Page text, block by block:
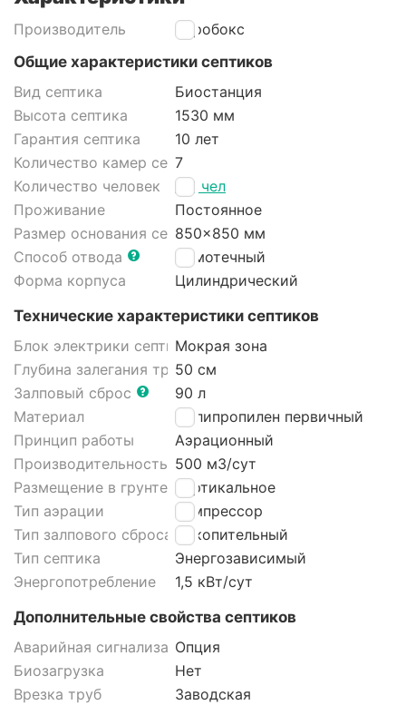
Производитель
Аэробокс
Общие характеристики септиков
Вид септика
Биостанция
Высота септика
1530 мм
Гарантия септика
10 лет
Количество камер септика
7
Количество человек
1-3 чел
Проживание
Постоянное
Размер основания септика850x850 мм
Способ отвода
Самотечный
Форма корпуса
Цилиндрический
Технические характеристики септиков
Блок электрики септикаМокрая зона
Глубина залегания трубы50 см
Залповый сброс
90 л
Материал
Полипропилен первичный
Принцип работы
Аэрационный
Производительность 500 м3/cут
Размещение в грунте септика
Вертикальное
Тип аэрации
Компрессор
Тип залпового сброса септика
Накопительный
Тип септика
Энергозависимый
Энергопотребление
1,5 кВт/сут
Дополнительные свойства септиков
Аварийная сигнализация септика
Опция
Биозагрузка
Нет
Врезка труб
Заводская